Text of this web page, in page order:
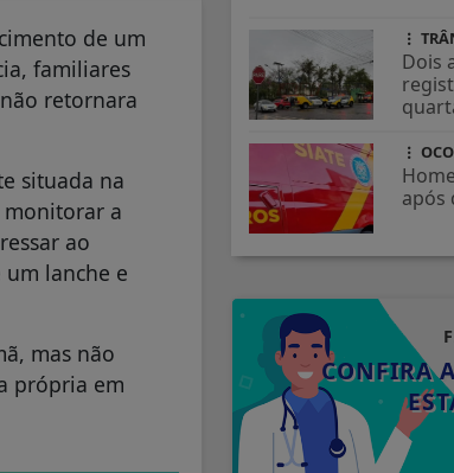
de um
familiares
retornara
situada na
monitorar a
ao
lanche e
mas não
própria em
Dois
após
CONFIRA